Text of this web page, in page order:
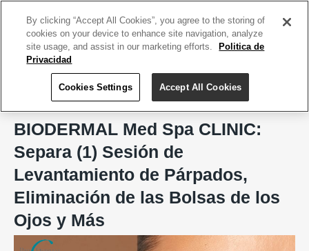
BIODERMAL Med Spa CLINIC, Aesthetic & Wellness Care
BIODERMAL Med Spa CLINIC:
Separa (1) Sesión de
Levantamiento de Párpados,
Eliminación de las Bolsas de los
Ojos y Más
By clicking “Accept All Cookies”, you agree to the storing of
cookies on your device to enhance site navigation, analyze
site usage, and assist in our marketing efforts.
Politica de
Privacidad
Cookies Settings Accept All Cookies